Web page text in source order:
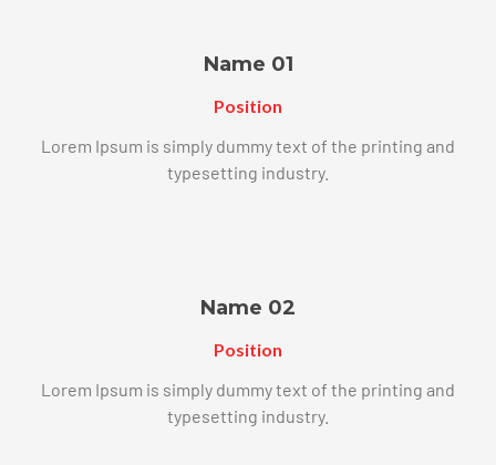
Name 01
Position
Lorem Ipsum is simply dummy text of the printing and
typesetting industry.
Name 02
Position
Lorem Ipsum is simply dummy text of the printing and
typesetting industry.